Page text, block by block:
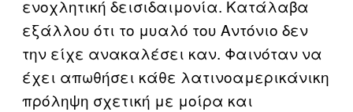
ενοχλητική δεισιδαιμονία. Κατάλαβα
εξάλλου ότι το μυαλό του Αντόνιο δεν
την είχε ανακαλέσει καν. Φαινόταν να
έχει απωθήσει κάθε λατινοαμερικάνικη
πρόληψη σχετική με μοίρα και